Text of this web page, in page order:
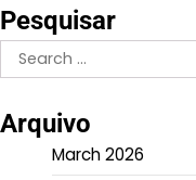
Pesquisar
Search
for:
Arquivo
March 2026